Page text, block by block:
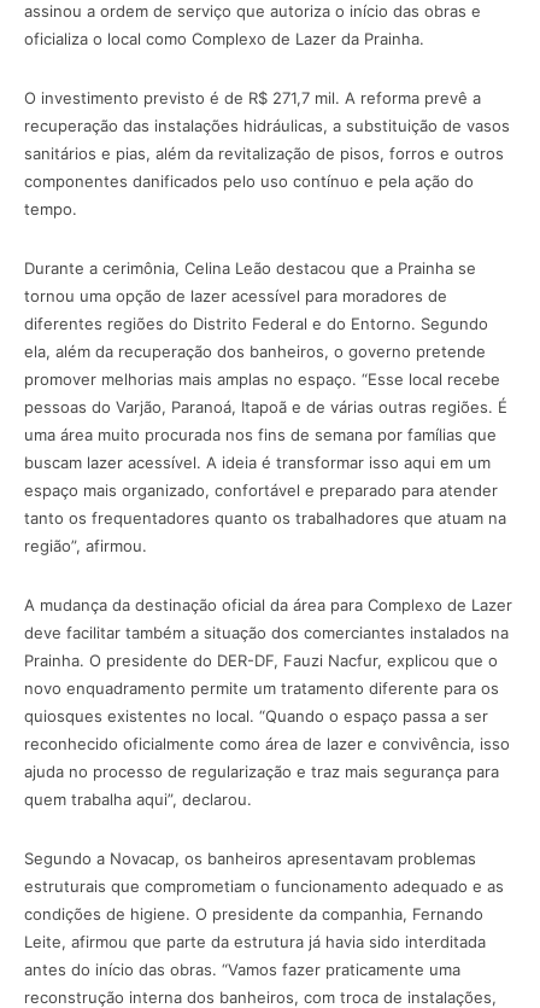
assinou a ordem de serviço que autoriza o início das obras e
oficializa o local como Complexo de Lazer da Prainha.
O investimento previsto é de R$ 271,7 mil. A reforma prevê a
recuperação das instalações hidráulicas, a substituição de vasos
sanitários e pias, além da revitalização de pisos, forros e outros
componentes danificados pelo uso contínuo e pela ação do
tempo.
Durante a cerimônia, Celina Leão destacou que a Prainha se
tornou uma opção de lazer acessível para moradores de
diferentes regiões do Distrito Federal e do Entorno. Segundo
ela, além da recuperação dos banheiros, o governo pretende
promover melhorias mais amplas no espaço. “Esse local recebe
pessoas do Varjão, Paranoá, Itapoã e de várias outras regiões. É
uma área muito procurada nos fins de semana por famílias que
buscam lazer acessível. A ideia é transformar isso aqui em um
espaço mais organizado, confortável e preparado para atender
tanto os frequentadores quanto os trabalhadores que atuam na
região”, afirmou.
A mudança da destinação oficial da área para Complexo de Lazer
deve facilitar também a situação dos comerciantes instalados na
Prainha. O presidente do DER-DF, Fauzi Nacfur, explicou que o
novo enquadramento permite um tratamento diferente para os
quiosques existentes no local. “Quando o espaço passa a ser
reconhecido oficialmente como área de lazer e convivência, isso
ajuda no processo de regularização e traz mais segurança para
quem trabalha aqui”, declarou.
Segundo a Novacap, os banheiros apresentavam problemas
estruturais que comprometiam o funcionamento adequado e as
condições de higiene. O presidente da companhia, Fernando
Leite, afirmou que parte da estrutura já havia sido interditada
antes do início das obras. “Vamos fazer praticamente uma
reconstrução interna dos banheiros, com troca de instalações,